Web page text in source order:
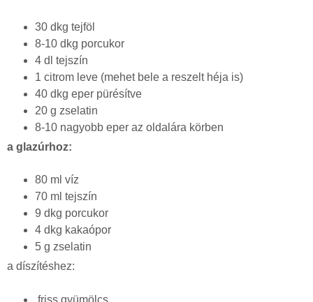
30 dkg tejföl
8-10 dkg porcukor
4 dl tejszín
1 citrom leve (mehet bele a reszelt héja is)
40 dkg eper pürésítve
20 g zselatin
8-10 nagyobb eper az oldalára körben
a glazúrhoz:
80 ml víz
70 ml tejszín
9 dkg porcukor
4 dkg kakaópor
5 g zselatin
a díszítéshez:
friss gyümölcs